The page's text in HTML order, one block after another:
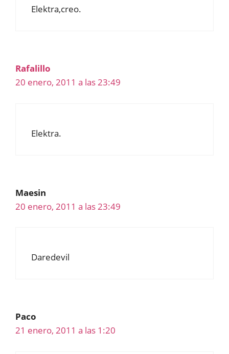
Elektra,creo.
Rafalillo
20 enero, 2011 a las 23:49
Elektra.
Maesin
20 enero, 2011 a las 23:49
Daredevil
Paco
21 enero, 2011 a las 1:20